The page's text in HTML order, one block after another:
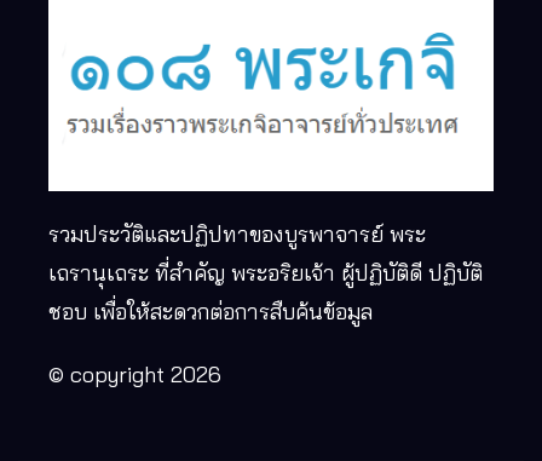
รวมประวัติและปฏิปทาของบูรพาจารย์ พระ
เถรานุเถระ ที่สำคัญ พระอริยเจ้า ผู้ปฏิบัติดี ปฏิบัติ
ชอบ เพื่อให้สะดวกต่อการสืบค้นข้อมูล
© copyright 2026